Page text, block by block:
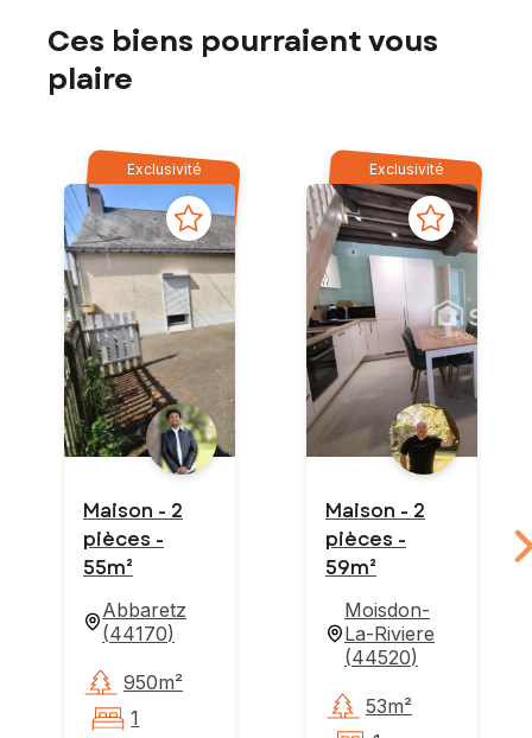
Ces biens pourraient vous
plaire
Exclusivité
Maison - 2
pièces -
55m²
Abbaretz
(44170)
950m²
1
Exclusivité
Maison - 2
pièces -
59m²
Moisdon-
La-Riviere
(44520)
53m²